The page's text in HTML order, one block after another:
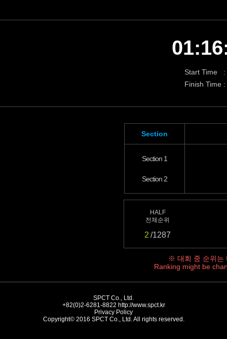
Start Time :
Finish Time
Section
Section 1
Section 2
HALF
전체순위
2 /1287
※ 대회 중 순위는
Ranking might be
SPCT Co., Ltd.
+82(0)2-6281-8822 http://www.spct.kr
Privacy Policy
Copyright© 2016 SPCT Co., Ltd. All rights reserved.